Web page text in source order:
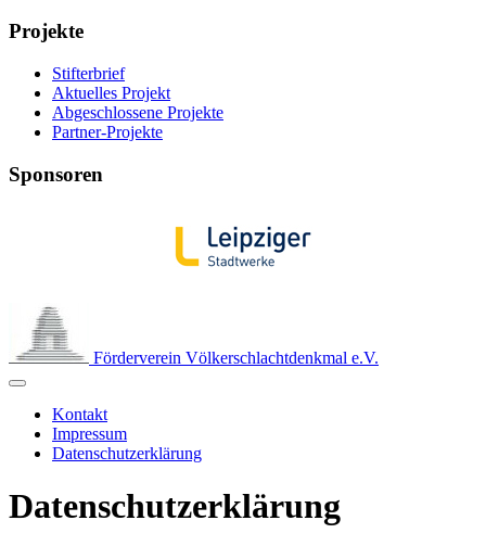
Projekte
Stifterbrief
Aktuelles Projekt
Abgeschlossene Projekte
Partner-Projekte
Sponsoren
Förderverein Völkerschlachtdenkmal e.V.
Kontakt
Impressum
Datenschutzerklärung
Datenschutzerklärung